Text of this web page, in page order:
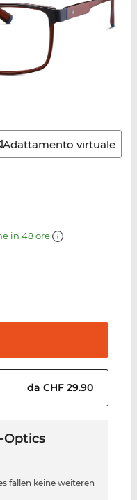
Adattamento virtuale
in 48 ore
da CHF 29.90
Optics
fallen keine weiteren